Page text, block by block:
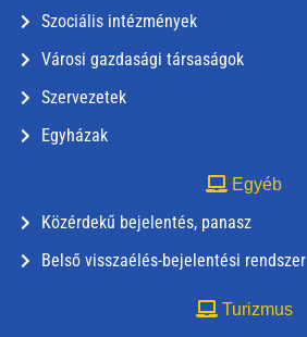
Szociális intézmények
Városi gazdasági társaságok
Szervezetek
Egyházak
Egyéb
Közérdekű bejelentés, panasz
Belső visszaélés-bejelentési rendszer
Turizmus